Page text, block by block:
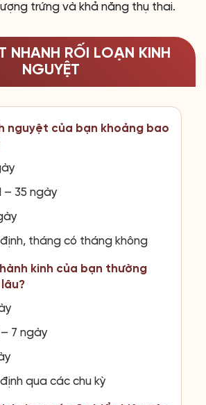
trứng và khả năng thụ thai.
NHANH RỐI LOẠN KINH
NGUYỆT
nguyệt của bạn khoảng bao
– 35 ngày
định, tháng có tháng không
kinh của bạn thường
7 ngày
qua các chu kỳ